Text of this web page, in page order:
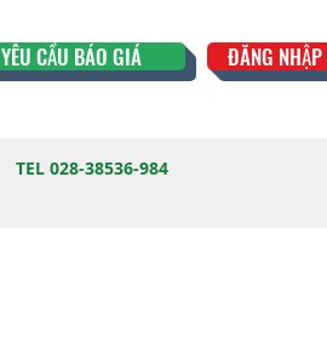
YÊU CẦU BÁO GIÁ ĐĂNG
TEL 028-38536-984